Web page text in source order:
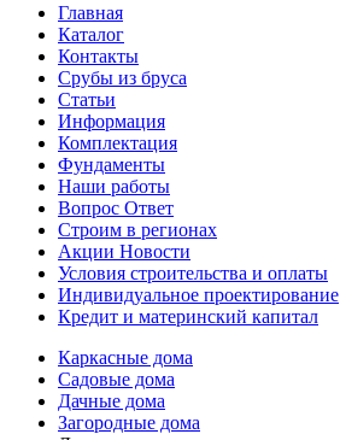
Главная
Каталог
Контакты
Срубы из бруса
Статьи
Информация
Комплектация
Фундаменты
Наши работы
Вопрос Ответ
Строим в регионах
Акции Новости
Условия строительства и оплаты
Индивидуальное проектирование
Кредит и материнский капитал
Каркасные дома
Садовые дома
Дачные дома
Загородные дома